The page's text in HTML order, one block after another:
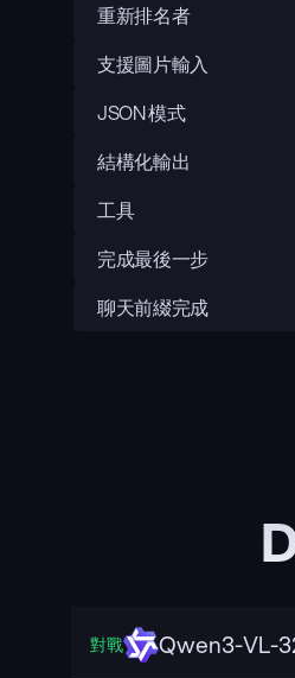
重新排名者
支援圖片輸入
JSON 模式
結構化輸出
工具
完成最後一步
聊天前綴完成
對戰 Qwen3-VL-